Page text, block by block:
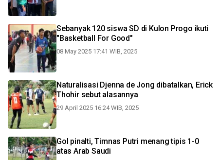
Sebanyak 120 siswa SD di Kulon Progo ikuti
"Basketball For Good"
08 May 2025 17:41 WIB, 2025
Naturalisasi Djenna de Jong dibatalkan, Erick
Thohir sebut alasannya
29 April 2025 16:24 WIB, 2025
Gol pinalti, Timnas Putri menang tipis 1-0
atas Arab Saudi